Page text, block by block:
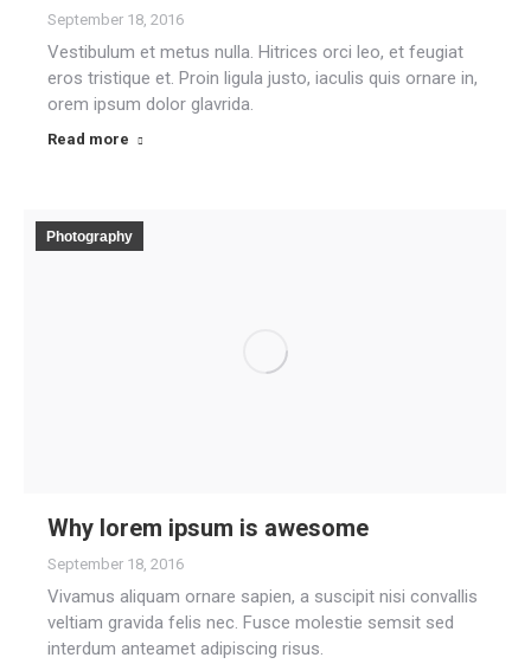
September 18, 2016
Vestibulum et metus nulla. Hitrices orci leo, et feugiat
eros tristique et. Proin ligula justo, iaculis quis ornare in,
orem ipsum dolor glavrida.
Read more
Photography
Why lorem ipsum is awesome
September 18, 2016
Vivamus aliquam ornare sapien, a suscipit nisi convallis
veltiam gravida felis nec. Fusce molestie semsit sed
interdum anteamet adipiscing risus.